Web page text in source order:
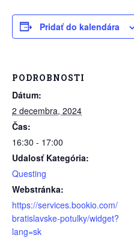
Pridať do kalendára
PODROBNOSTI
Dátum:
2 decembra, 2024
Čas:
16:30 - 17:00
Udalosť Kategória:
Questing
Webstránka:
https://services.bookio.com/
bratislavske-potulky/widget?
lang=sk